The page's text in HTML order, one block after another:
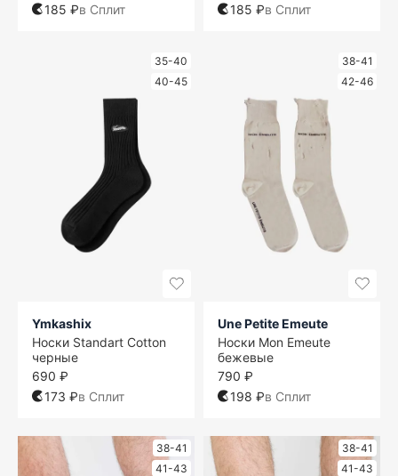
185 ₽в Сплит
185 ₽в Сплит
35-40
40-45
Ymkashix
Носки Standart Cotton
черные
690 ₽
173 ₽в Сплит
38-41
42-46
Une Petite Emeute
Носки Mon Emeute
бежевые
790 ₽
198 ₽в Сплит
38-41
41-43
38-41
41-43